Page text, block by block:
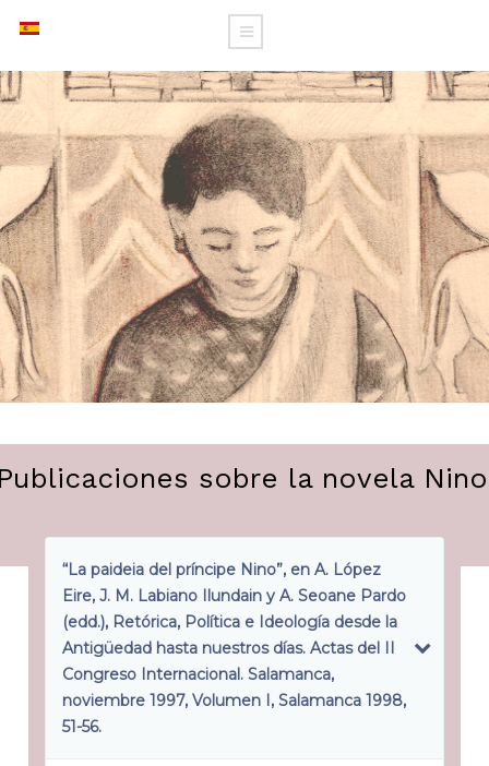
sobre la novela
“La paideia del príncipe Nino”, en A. López
Eire, J. M. Labiano Ilundain y A. Seoane Pardo
(edd.), Retórica, Política e Ideología desde la
Antigüedad hasta nuestros días. Actas del II
Congreso Internacional. Salamanca,
noviembre 1997, Volumen I, Salamanca 1998,
51-56.